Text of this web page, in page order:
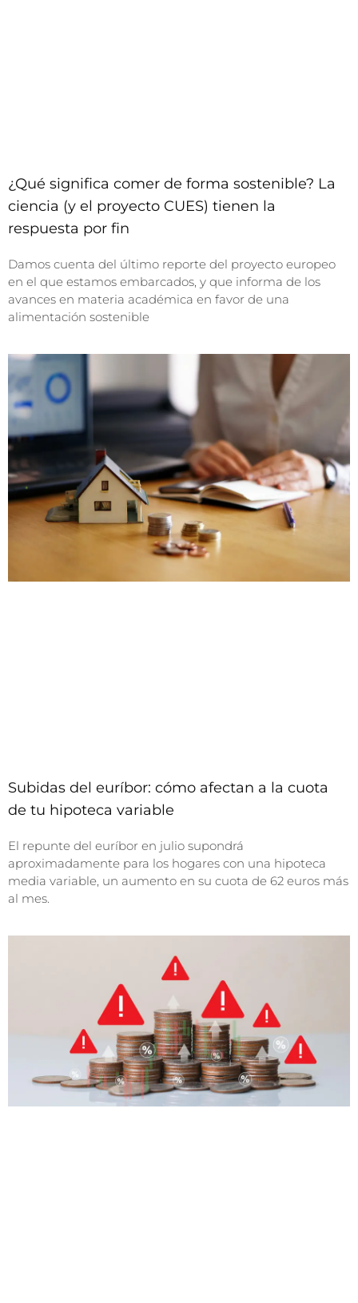
¿Qué significa comer de forma sostenible? La
ciencia (y el proyecto CUES) tienen la
respuesta por fin
Damos cuenta del último reporte del proyecto europeo
en el que estamos embarcados, y que informa de los
avances en materia académica en favor de una
alimentación sostenible
Subidas del euríbor: cómo afectan a la cuota
de tu hipoteca variable
El repunte del euríbor en julio supondrá
aproximadamente para los hogares con una hipoteca
media variable, un aumento en su cuota de 62 euros más
al mes.